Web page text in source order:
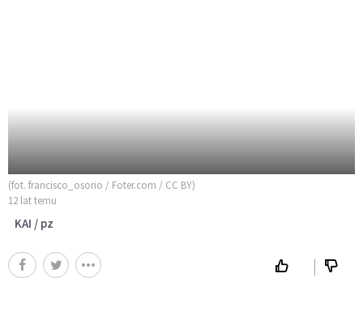
(fot. francisco_osorio / Foter.com / CC BY)
12 lat temu
KAI / pz